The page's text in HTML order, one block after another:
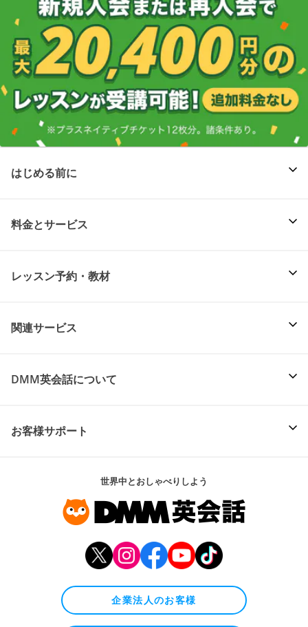
はじめる前に
料金とサービス
レッスン予約・教材
関連サービス
DMM英会話について
お客様サポート
世界中とおしゃべりしよう
企業法人のお客様